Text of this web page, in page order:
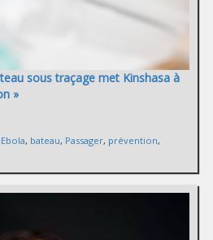
sous traçage met Kinshasa à
»
Ebola, bateau, Passager, prévention,